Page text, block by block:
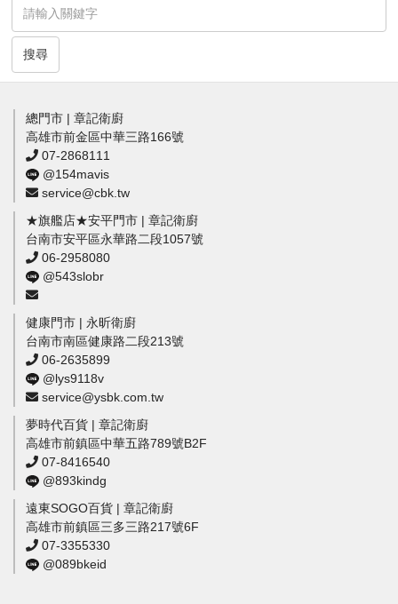
搜尋
總門市 | 章記衛廚
高雄市前金區中華三路166號
07-2868111
@154mavis
service@cbk.tw
★旗艦店★安平門市 | 章記衛廚
台南市安平區永華路二段1057號
06-2958080
@543slobr
健康門市 | 永昕衛廚
台南市南區健康路二段213號
06-2635899
@lys9118v
service@ysbk.com.tw
夢時代百貨 | 章記衛廚
高雄市前鎮區中華五路789號B2F
07-8416540
@893kindg
遠東SOGO百貨 | 章記衛廚
高雄市前鎮區三多三路217號6F
07-3355330
@089bkeid